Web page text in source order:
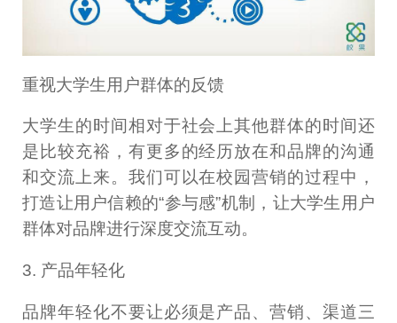
重视大学生用户群体的反馈
大学生的时间相对于社会上其他群体的时间还
是比较充裕，有更多的经历放在和品牌的沟通
和交流上来。我们可以在校园营销的过程中，
打造让用户信赖的“参与感”机制，让大学生用户
群体对品牌进行深度交流互动。
3. 产品年轻化
品牌年轻化不要让必须是产品、营销、渠道三